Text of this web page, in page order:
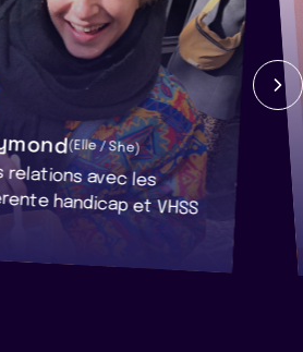
(Elle / She)
relations avec les
handicap et VHSS